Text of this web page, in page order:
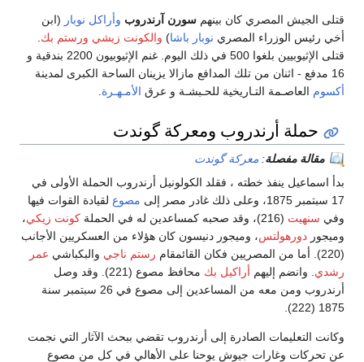
قتلى الجيش المصري كان بينهم سورن آرندروب وأراكل نوبار (ابن
أخي رئيس الوزراء المصري نوبار باشا) والكونت زيشي ورستم بك
قتلى الإثيوبيين بلغوا 500 في ذلك اليوم. غنم الإثيوبيون 2200 بندقية و
16 مدفع - اثنان من تلك المدافع مازالا يزينان الساحة الكبرى لمدينة
أكسوم العاصـمة التـاريخية للحـبشـة و عرق الأمـهـرة
حملة أرندروب ومعركة گوندت
مقالة مفصلة: معركة گوندت
بدأ اسماعيل ينفذ خطته ، فقلد الكولونيل أرندروب الحملة الأولى في
17 سبتمبر 1875، وعلى ذلك غادر مصر إلى
مصوع لقيادة القوات فيها
وفي سنهيت (216)، وقد صحبه كمساعدين له في الحملة كونت زيكي،
وميجور دورهولتس، وميجور دنيسون كان هؤلاء من العسكريين الأجانب
(220). أما من المصريين فكان القائمقام
رستم ناجي والبكباشي عمر
رشدي . وانضم إليهم أراكيل بك
محافظ مصوع (221). وقد وصل
أرندروب ومن معه من المساعدين إلى مصوع في 26 سبتمبر سنة
1875 (222).
وكانت التعليمات الصادرة إلى أرندروب تقضي ببحث الآثار التي نجمت
عن تحركات وغارات جيوش يوحنا على الأهالي في كل من مصوع